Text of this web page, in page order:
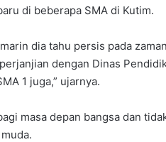
di beberapa SMA di Kutim.
dia tahu persis pada
dengan Dinas
1 juga,” ujarnya.
masa depan bangsa dan